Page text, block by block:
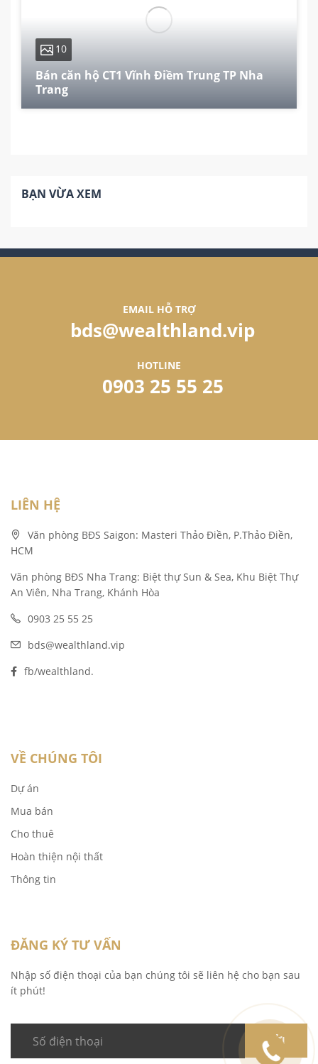
10
Bán căn hộ CT1 Vĩnh Điềm Trung TP Nha
Trang
BẠN VỪA XEM
EMAIL HỖ TRỢ
bds@wealthland.vip
HOTLINE
0903 25 55 25
LIÊN HỆ
Văn phòng BĐS Saigon: Masteri Thảo Điền, P.Thảo Điền,
HCM
Văn phòng BĐS Nha Trang: Biệt thự Sun & Sea, Khu Biệt Thự
An Viên, Nha Trang, Khánh Hòa
0903 25 55 25
bds@wealthland.vip
fb/wealthland.
VỀ CHÚNG TÔI
Dự án
Mua bán
Cho thuê
Hoàn thiện nội thất
Thông tin
ĐĂNG KÝ TƯ VẤN
Nhập số điện thoại của bạn chúng tôi sẽ liên hệ cho bạn sau
ít phút!